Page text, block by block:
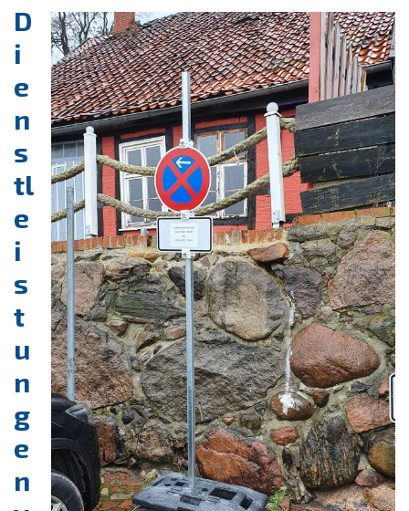
D
i
e
n
s
tl
e
i
s
t
u
n
g
e
n